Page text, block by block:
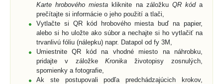
Karte hrobového miesta kliknite na záložku QR kóda
prečítajte si informácie o jeho použití a tlači,
Vytlačte si QR kód hrobového miesta buď na papier,
alebo si ho uložte ako súbor a nechajte si ho vytlačiť na
trvanlivú fóliu (nálepku) napr. Datapol od fy 3M,
Umiestnite QR kód na vhodné miesto na náhrobku,
pridajte v záložkeKronika životopisy zosnulých,
spomienky a fotografie,
Ak ste postupovali podľa predchádzajúcich krokov,